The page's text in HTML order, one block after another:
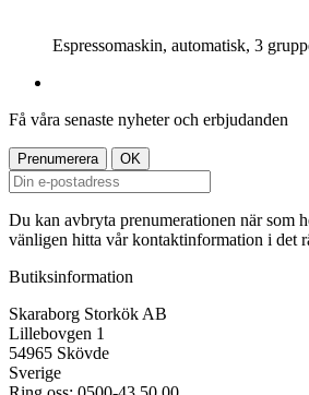
Espressomaskin, automatisk, 3
Få våra senaste nyheter och erbjudanden
Du kan avbryta prenumerationen när som
vänligen hitta vår kontaktinformation i det
Butiksinformation
Skaraborg Storkök AB
Lillebovgen 1
54965 Skövde
Sverige